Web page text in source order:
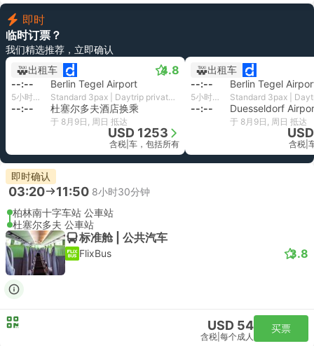
即时
临时订票？
我们精选推荐，立即确认
出租车
4.8
--:-- Berlin Tegel Airport
5小时37分钟 Standard 3pax | Daytrip private transfer with English speaking driver
--:-- 杜塞尔多夫酒店换乘
于 8月9日, 周日 抵达
USD 1253
含税 车，包括所有
出租车
--:--
Berlin Tegel
5小时37分钟
--:-- Duesseldorf
于 8月9日, 周日 抵达
含税
即时确认
03:20 11:50 8小时30分钟
柏林南十字车站 公車站
杜塞尔多夫 公車站
标准舱 | 公共汽车
FlixBus 3.8
USD 54
含税 每个成人
买票